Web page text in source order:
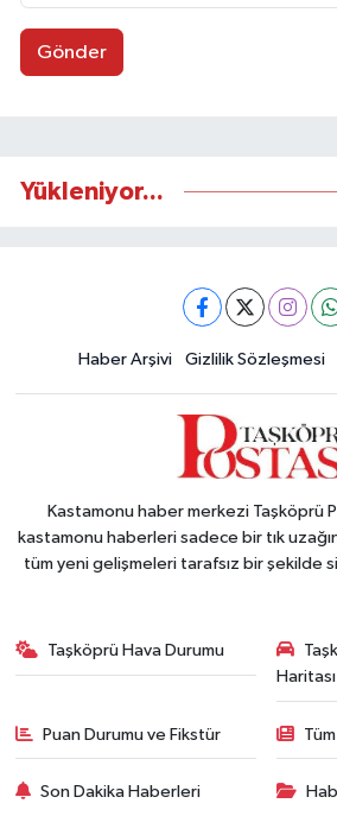
Gönder
Yükleniyor...
Haber Arşivi Gizlilik Sözleşmesi
Kastamonu haber merkezi Taşköprü
kastamonu haberleri sadece bir tık
tüm yeni gelişmeleri tarafsız bir şekilde
Taşköprü Hava Durumu
Haritası
Puan Durumu ve Fikstür
Son Dakika Haberleri